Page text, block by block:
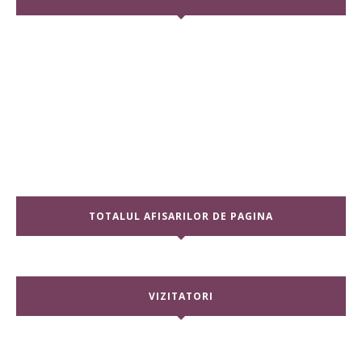
TOTALUL AFISARILOR DE PAGINA
VIZITATORI